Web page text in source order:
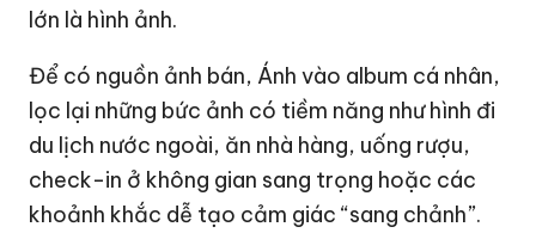
lớn là hình ảnh.
Để có nguồn ảnh bán, Ánh vào album cá nhân,
lọc lại những bức ảnh có tiềm năng như hình đi
du lịch nước ngoài, ăn nhà hàng, uống rượu,
check-in ở không gian sang trọng hoặc các
khoảnh khắc dễ tạo cảm giác “sang chảnh”.